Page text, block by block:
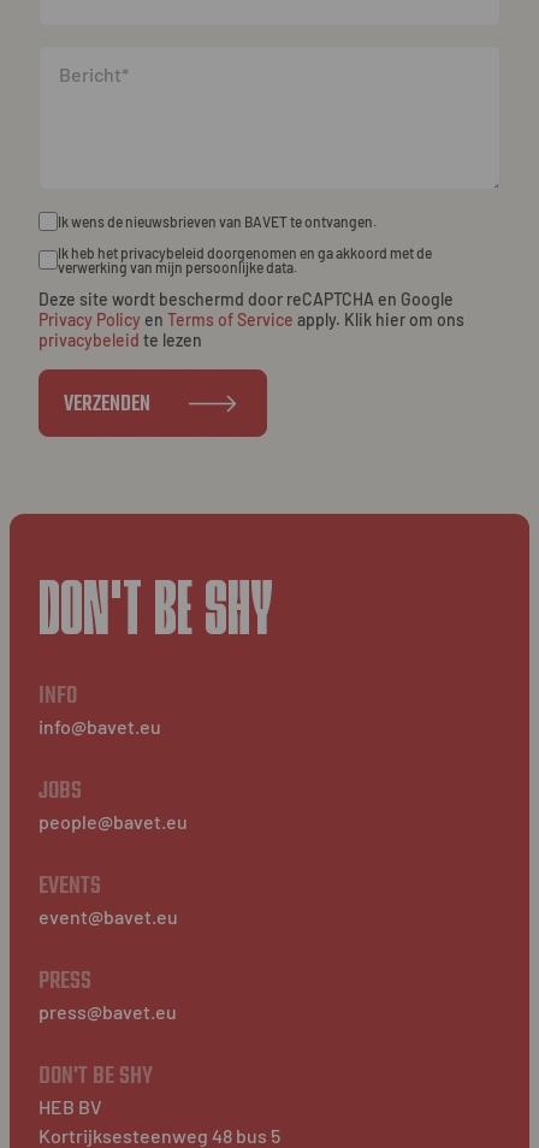
Ik wens de nieuwsbrieven van BAVET te ontvangen.
Ik heb het privacybeleid doorgenomen en ga akkoord met de
verwerking van mijn persoonlijke data.
Deze site wordt beschermd door reCAPTCHA en Google
Privacy Policy en Terms of Service apply. Klik hier om ons
privacybeleid te lezen
VERZENDEN
DON'T BE SHY
INFO
info@bavet.eu
JOBS
people@bavet.eu
EVENTS
event@bavet.eu
PRESS
press@bavet.eu
DON'T BE SHY
HEB BV
Kortrijksesteenweg 48 bus 5